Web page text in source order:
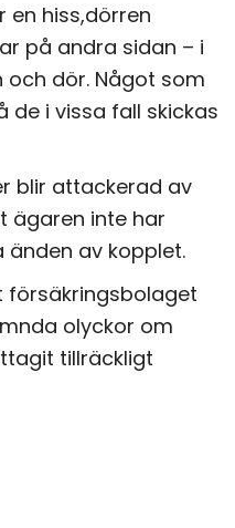
en hiss,dörren
på andra sidan – i
dör. Något som
de i vissa fall skickas
blir attackerad av
ägaren inte har
änden av kopplet.
försäkringsbolaget
olyckor om
tillräckligt